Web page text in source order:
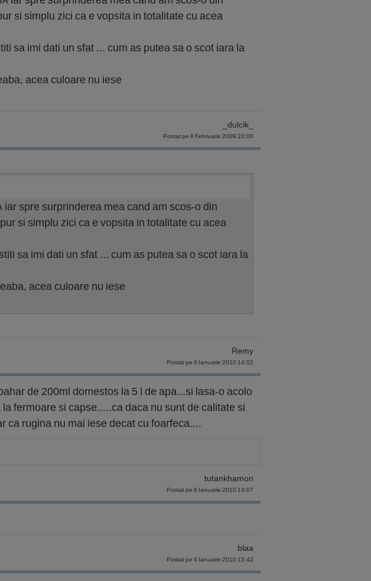
si simplu zici ca e vopsita in totalitate cu acea
sa imi dati un sfat ... cum as putea sa o scot iara la
acea culoare nu iese
_dulcik_
Postat pe 8 Februarie 2009 23:00
spre surprinderea mea cand am scos-o din
si simplu zici ca e vopsita in totalitate cu acea
sa imi dati un sfat ... cum as putea sa o scot iara la
acea culoare nu iese
Remy
Postat pe 6 Ianuarie 2010 14:02
de 200ml domestos la 5 l de apa...si lasa-o acolo
fermoare si capse.....ca daca nu sunt de calitate si
ca rugina nu mai iese decat cu foarfeca....
tutankhamon
Postat pe 6 Ianuarie 2010 14:07
blaa
Postat pe 6 Ianuarie 2010 15:42